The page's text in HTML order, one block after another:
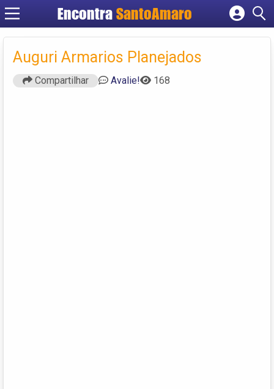
Encontra SantoAmaro
Cadastrar empresa
Criar conta
Auguri Armarios Planejados
Compartilhar Avalie! 168